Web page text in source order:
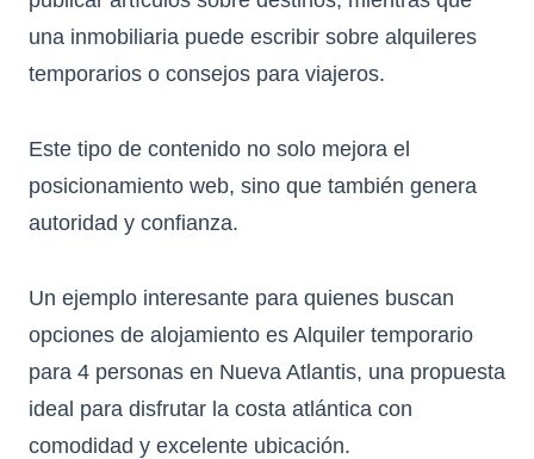
una inmobiliaria puede escribir sobre alquileres
temporarios o consejos para viajeros.
Este tipo de contenido no solo mejora el
posicionamiento web, sino que también genera
autoridad y confianza.
Un ejemplo interesante para quienes buscan
opciones de alojamiento es Alquiler temporario
para 4 personas en Nueva Atlantis, una propuesta
ideal para disfrutar la costa atlántica con
comodidad y excelente ubicación.